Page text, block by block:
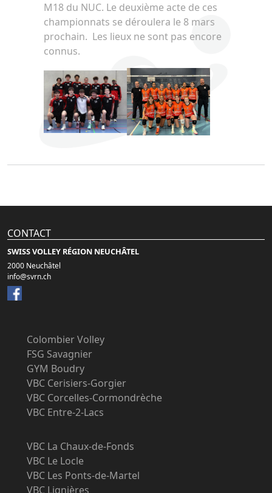
M18 du NUC. Le deuxième acte de ces
championnats se déroulera le 8 mars
prochain. Les lieux ne sont pas encore
connus.
CONTACT
SWISS VOLLEY RÉGION NEUCHÂTEL
2000 Neuchâtel
info@svrn.ch
Colombier Volley
FSG Savagnier
GYM Boudry
VBC Cerisiers-Gorgier
VBC Corcelles-Cormondrèche
VBC Entre-2-Lacs
VBC La Chaux-de-Fonds
VBC Le Locle
VBC Les Ponts-de-Martel
VBC Lignières